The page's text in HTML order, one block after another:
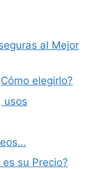
al Mejor
elegirlo?
usos
su Precio?